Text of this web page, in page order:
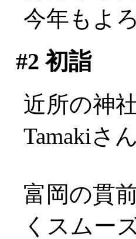
今年もよ
#2 初詣
近所の神
Tamakiさ
富岡の貫
くスムー